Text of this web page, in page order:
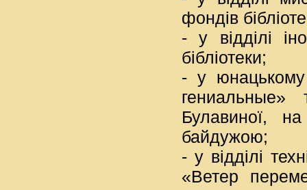
фондів
- у відділі
бібліотеки;
- у юнацькому
гениальные»
Булавиної,
байдужою;
- у відділі
«Ветер